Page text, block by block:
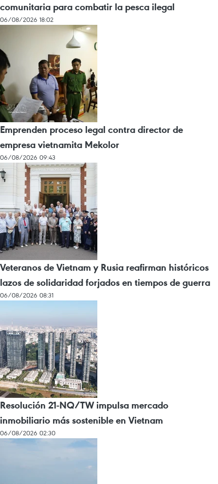
comunitaria para combatir la pesca ilegal
06/08/2026 18:02
Emprenden proceso legal contra director de
empresa vietnamita Mekolor
06/08/2026 09:43
Veteranos de Vietnam y Rusia reafirman históricos
lazos de solidaridad forjados en tiempos de guerra
06/08/2026 08:31
Resolución 21-NQ/TW impulsa mercado
inmobiliario más sostenible en Vietnam
06/08/2026 02:30